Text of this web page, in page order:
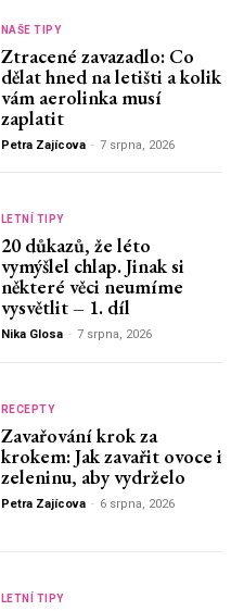
NAŠE TIPY
Ztracené zavazadlo: Co
dělat hned na letišti a kolik
vám aerolinka musí
zaplatit
Petra Zajícova - 7 srpna, 2026
LETNÍ TIPY
20 důkazů, že léto
vymýšlel chlap. Jinak si
některé věci neumíme
vysvětlit – 1. díl
Nika Glosa - 7 srpna, 2026
RECEPTY
Zavařování krok za
krokem: Jak zavařit ovoce i
zeleninu, aby vydrželo
Petra Zajícova - 6 srpna, 2026
LETNÍ TIPY